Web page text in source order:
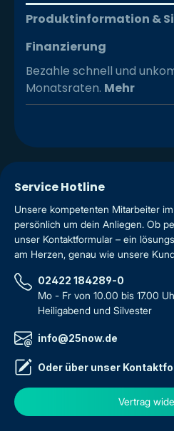
Produktinformation &
Finanzierung
Bezahle schnell und
Monatsraten. Mehr
Service Hotline
Unsere kompetenten Mitarbeiter
persönlich um dein Anliegen. Ob
unser Kontaktformular – ein
am Herzen, genau wie unsere
02422 184289-0
Mo - Fr von 10.00 bis 17.00
Heiligabend und Silvester
info@25now.de
Oder über unser
Vertrag